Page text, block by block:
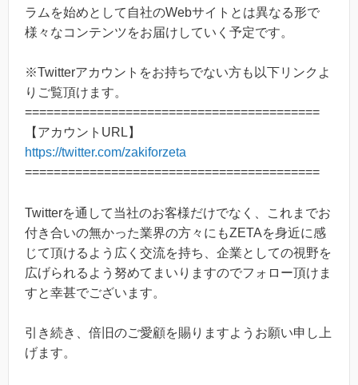
ラムを始めとして自社のWebサイトとは異なる形で
様々なコンテンツをお届けしていく予定です。
※Twitterアカウントをお持ちでない方も以下リンクよ
りご覧頂けます。
=========================================
【アカウントURL】
https://twitter.com/zakiforzeta
=========================================
Twitterを通して当社のお客様だけでなく、これまでお
付き合いの無かった業界の方々にもZETAを身近に感
じて頂けるよう広く交流を持ち、企業としての視野を
広げられるよう努めてまいりますのでフォロー頂けま
すと幸甚でございます。
引き続き、倍旧のご愛顧を賜りますようお願い申し上
げます。